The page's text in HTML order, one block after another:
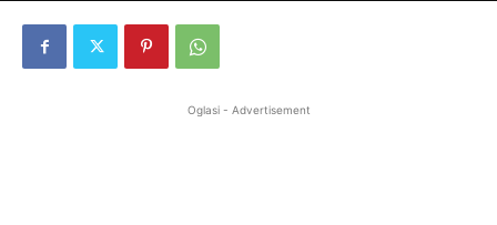
Oglasi - Advertisement